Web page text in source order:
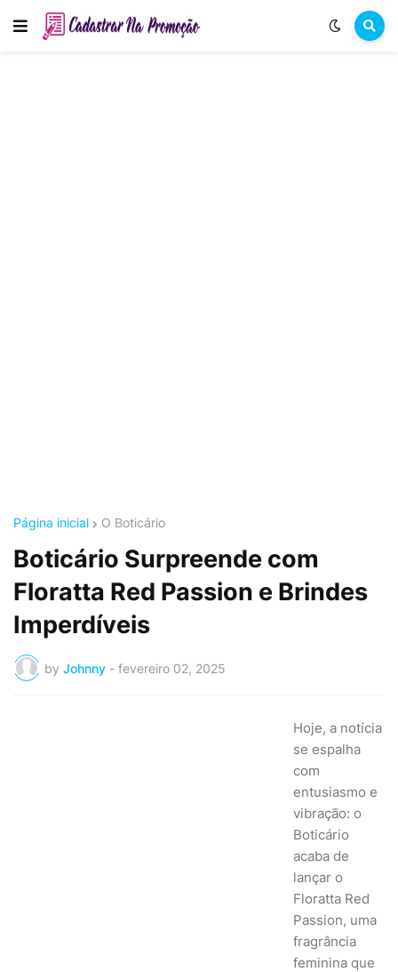
Página inicial O Boticário
Boticário Surpreende com
Floratta Red Passion e Brindes
Imperdíveis
by Johnny - fevereiro 02, 2025
Hoje, a notícia
se espalha
com
entusiasmo e
vibração: o
Boticário
acaba de
lançar o
Floratta Red
Passion, uma
fragrância
feminina que